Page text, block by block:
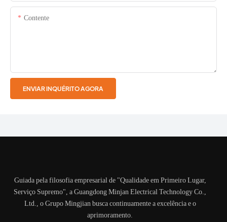
Contente
ENVIAR INQUÉRITO AGORA
Guiada pela filosofia empresarial de "Qualidade em Primeiro Lugar,
Serviço Supremo", a Guangdong Minjan Electrical Technology Co.,
Ltd., o Grupo Mingjian busca continuamente a excelência e o
aprimoramento.